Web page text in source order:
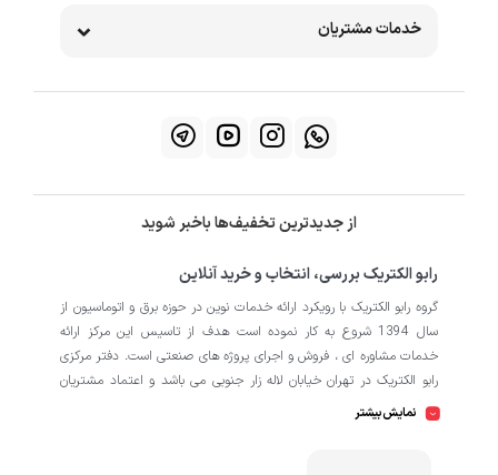
خدمات مشتریان
از جدیدترین تخفیف‌ها باخبر شوید
رابو الکتریک بررسی، انتخاب و خرید آنلاین
گروه رابو الکتریک با رویکرد ارائه خدمات نوین در حوزه برق و اتوماسیون از
سال 1394 شروع به کار نموده است هدف از تاسیس این مرکز ارائه
خدمات مشاوره ای ، فروش و اجرای پروژه های صنعتی است. دفتر مرکزی
رابو الکتریک در تهران خیابان لاله زار جنوبی می باشد و اعتماد مشتریان
باعث افتتاح شعبه دوم و کارگاه تابلو سازی نیز در منطقه صنعتی کمالشهر
نمایش بیشتر